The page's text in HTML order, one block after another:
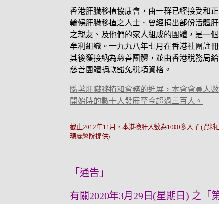
香港肝臟移植協康會，由一群已經接受和
輪候肝臟移植之人士、曾經捐出部份活體
之親友、及他們的家人組成的團體，是一
牟利組織。一九九八年七月在香港社團註
其後獲接納為慈善團體，並由香港稅務局
慈善團體捐款豁免稅項資格。
隨著肝臟移植和會務的進展，本會會員人
開始時的數十人發展至今超過三百人。
截止2012年11月，本港換肝人數為1000多人了 (資料
瑪麗醫院提供)
「通告」
有關2020年3月29日(星期日) 之「